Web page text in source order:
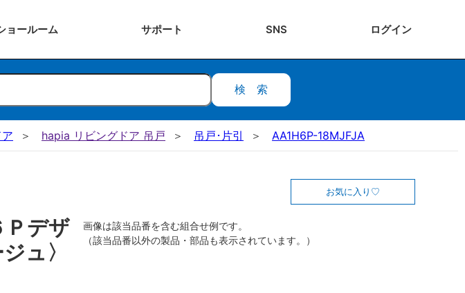
ョールーム サポート SNS ログイン
検索
hapia リビングドア 吊戸 吊戸･片引 AA1H6P-18MJFJA
デザ
ュ〉
お気に入り
画像は該当品番を含む組合せ例です。
（該当品番以外の製品・部品も表示されています。）